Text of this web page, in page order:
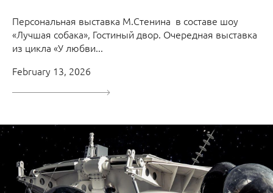
Персональная выставка М.Стенина в составе шоу
«Лучшая собака», Гостиный двор. Очередная выставка
из цикла «У любви...
February 13, 2026